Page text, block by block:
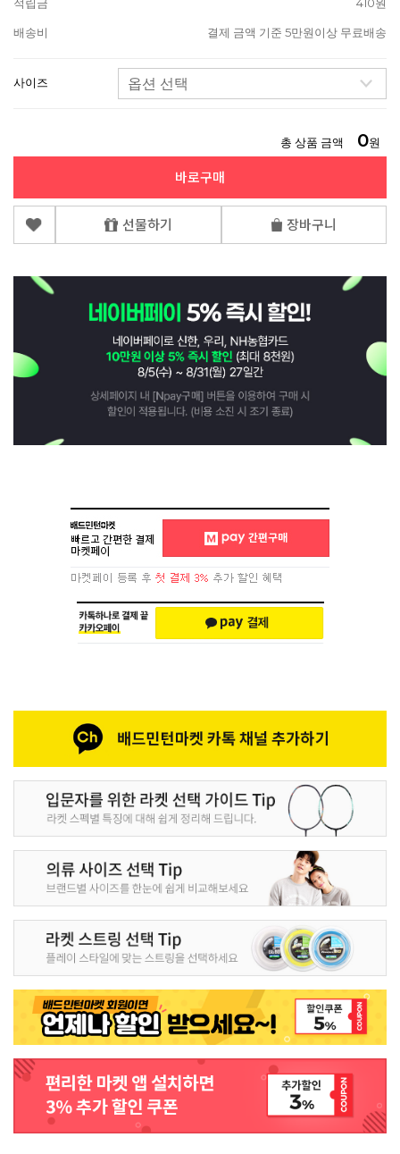
배송비 결제 금액 기준 5만원이상 무료배송
사이즈
총 상품 금액 0원
바로구매
선물하기 장바구니